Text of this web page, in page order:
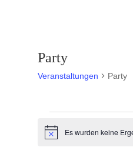
Party
Veranstaltungen Party
HinweisEs wurden keine